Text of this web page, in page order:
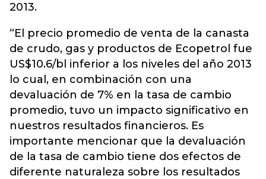
2013.
“El precio promedio de venta de la canasta
de crudo, gas y productos de Ecopetrol fue
US$10.6/bl inferior a los niveles del año 2013
lo cual, en combinación con una
devaluación de 7% en la tasa de cambio
promedio, tuvo un impacto significativo en
nuestros resultados financieros. Es
importante mencionar que la devaluación
de la tasa de cambio tiene dos efectos de
diferente naturaleza sobre los resultados